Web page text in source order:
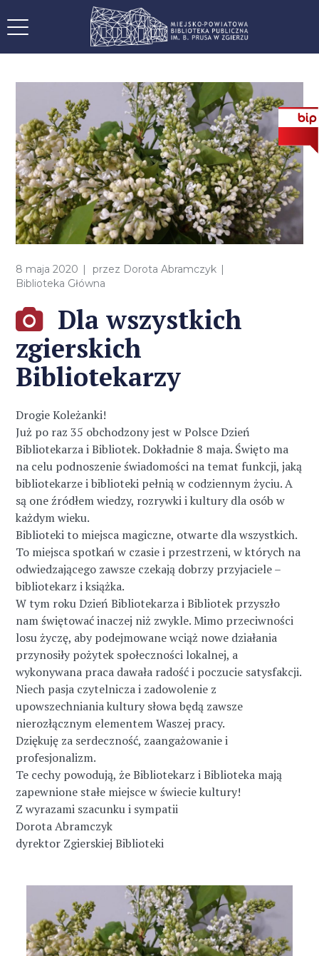
8 maja 2020 przez Dorota Abramczyk
Biblioteka Główna
Dla wszystkich
zgierskich
Bibliotekarzy
Drogie Koleżanki!
Już po raz 35 obchodzony jest w Polsce Dzień
Bibliotekarza i Bibliotek. Dokładnie 8 maja. Święto ma
na celu podnoszenie świadomości na temat funkcji, jaką
bibliotekarze i biblioteki pełnią w codziennym życiu. A
są one źródłem wiedzy, rozrywki i kultury dla osób w
każdym wieku.
Biblioteki to miejsca magiczne, otwarte dla wszystkich.
To miejsca spotkań w czasie i przestrzeni, w których na
odwiedzającego zawsze czekają dobrzy przyjaciele –
bibliotekarz i książka.
W tym roku Dzień Bibliotekarza i Bibliotek przyszło
nam świętować inaczej niż zwykle. Mimo przeciwności
losu życzę, aby podejmowane wciąż nowe działania
przynosiły pożytek społeczności lokalnej, a
wykonywana praca dawała radość i poczucie satysfakcji.
Niech pasja czytelnicza i zadowolenie z
upowszechniania kultury słowa będą zawsze
nierozłącznym elementem Waszej pracy.
Dziękuję za serdeczność, zaangażowanie i
profesjonalizm.
Te cechy powodują, że Bibliotekarz i Biblioteka mają
zapewnione stałe miejsce w świecie kultury!
Z wyrazami szacunku i sympatii
Dorota Abramczyk
dyrektor Zgierskiej Biblioteki